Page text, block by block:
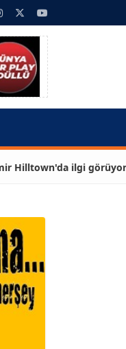
ilgi görüyor...